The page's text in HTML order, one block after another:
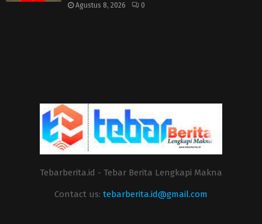
Agustus 8, 2026 0
Tebarberita.id - Tebar Berita Lengkapi Makna
Contact us: tebarberita.id@gmail.com